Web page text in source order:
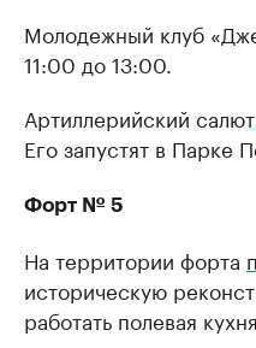
Молодежный клуб
11:00 до 13:00.
Артиллерийский салют
Его запустят в Парке
Форт № 5
На территории форта
историческую
работать полевая